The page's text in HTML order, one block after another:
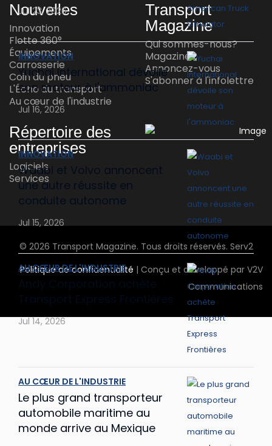
Jul 23, 2026
INNOVATION
Yuchai International dévoile
son moteur à l'ammoniac
Jul 16, 2026
INNOVATION
Waabi et Volvo annoncent
une autre réussite en
conduite autonome
Jul 15, 2026
AU CŒUR DE L'INDUSTRIE
Andy Corporation achète
Transport Express Frontières
Jul 14, 2026
AU CŒUR DE L'INDUSTRIE
Le plus grand transporteur
automobile maritime au
monde arrive au Mexique
Nouvelles
Innovation
Flotte 360°
Équipements
Carrosserie
Coin du pneu
L'Écho du transport
Au cœur de l'industrie
Transport
Magazine
Qui sommes-nous?
Magazines
Annoncez-vous
S'abonner à l'infolettre
Répertoire des
entreprises
Logiciels
Services
© 2026 Transport Magazine. Tous droits réservés. Serv2
Politique de confidentialité | Conçu et développé par V2V
Communications